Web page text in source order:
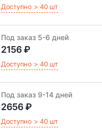
Доступно > 40 шт
Под заказ 5-6 дней
2156 ₽
Доступно > 40 шт
Под заказ 9-14 дней
2656 ₽
Доступно > 40 шт